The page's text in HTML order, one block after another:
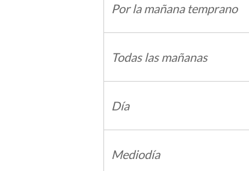
Por la mañana temprano
Todas las mañanas
Día
Mediodía